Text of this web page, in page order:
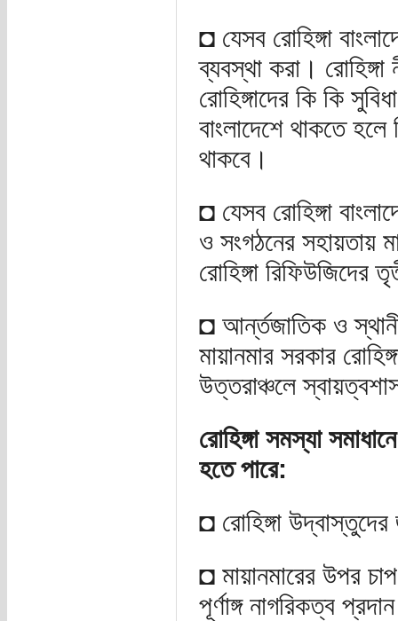
◘ যেসব রোহিঙ্গা
ব্যবস্থা করা।
রোহিঙ্গাদের কি কি
বাংলাদেশে থাকতে
থাকবে।
◘ যেসব রোহিঙ্গা
ও সংগঠনের সহায়তায়
রোহিঙ্গা রিফিউজিদের
◘ আর্ন্তজাতিক ও
মায়ানমার সরকার
উত্তরাঞ্চলে
রোহিঙ্গা সমস্যা
হতে পারে:
◘ রোহিঙ্গা
◘ মায়ানমারের উপর
পূর্ণাঙ্গ নাগরিকত্ব